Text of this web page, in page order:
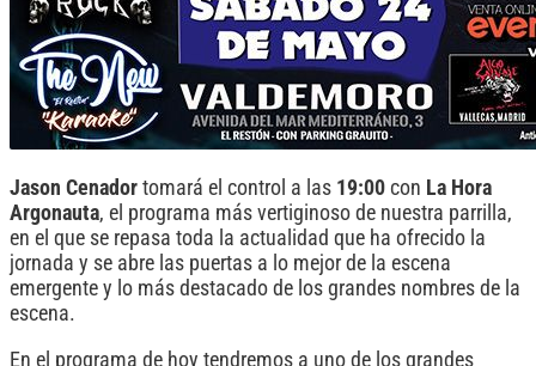
Jason Cenador tomará el control a las 19:00 con La Hora
Argonauta, el programa más vertiginoso de nuestra parrilla,
en el que se repasa toda la actualidad que ha ofrecido la
jornada y se abre las puertas a lo mejor de la escena
emergente y lo más destacado de los grandes nombres de la
escena.
En el programa de hoy tendremos a uno de los grandes